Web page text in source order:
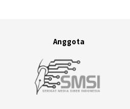
Anggota